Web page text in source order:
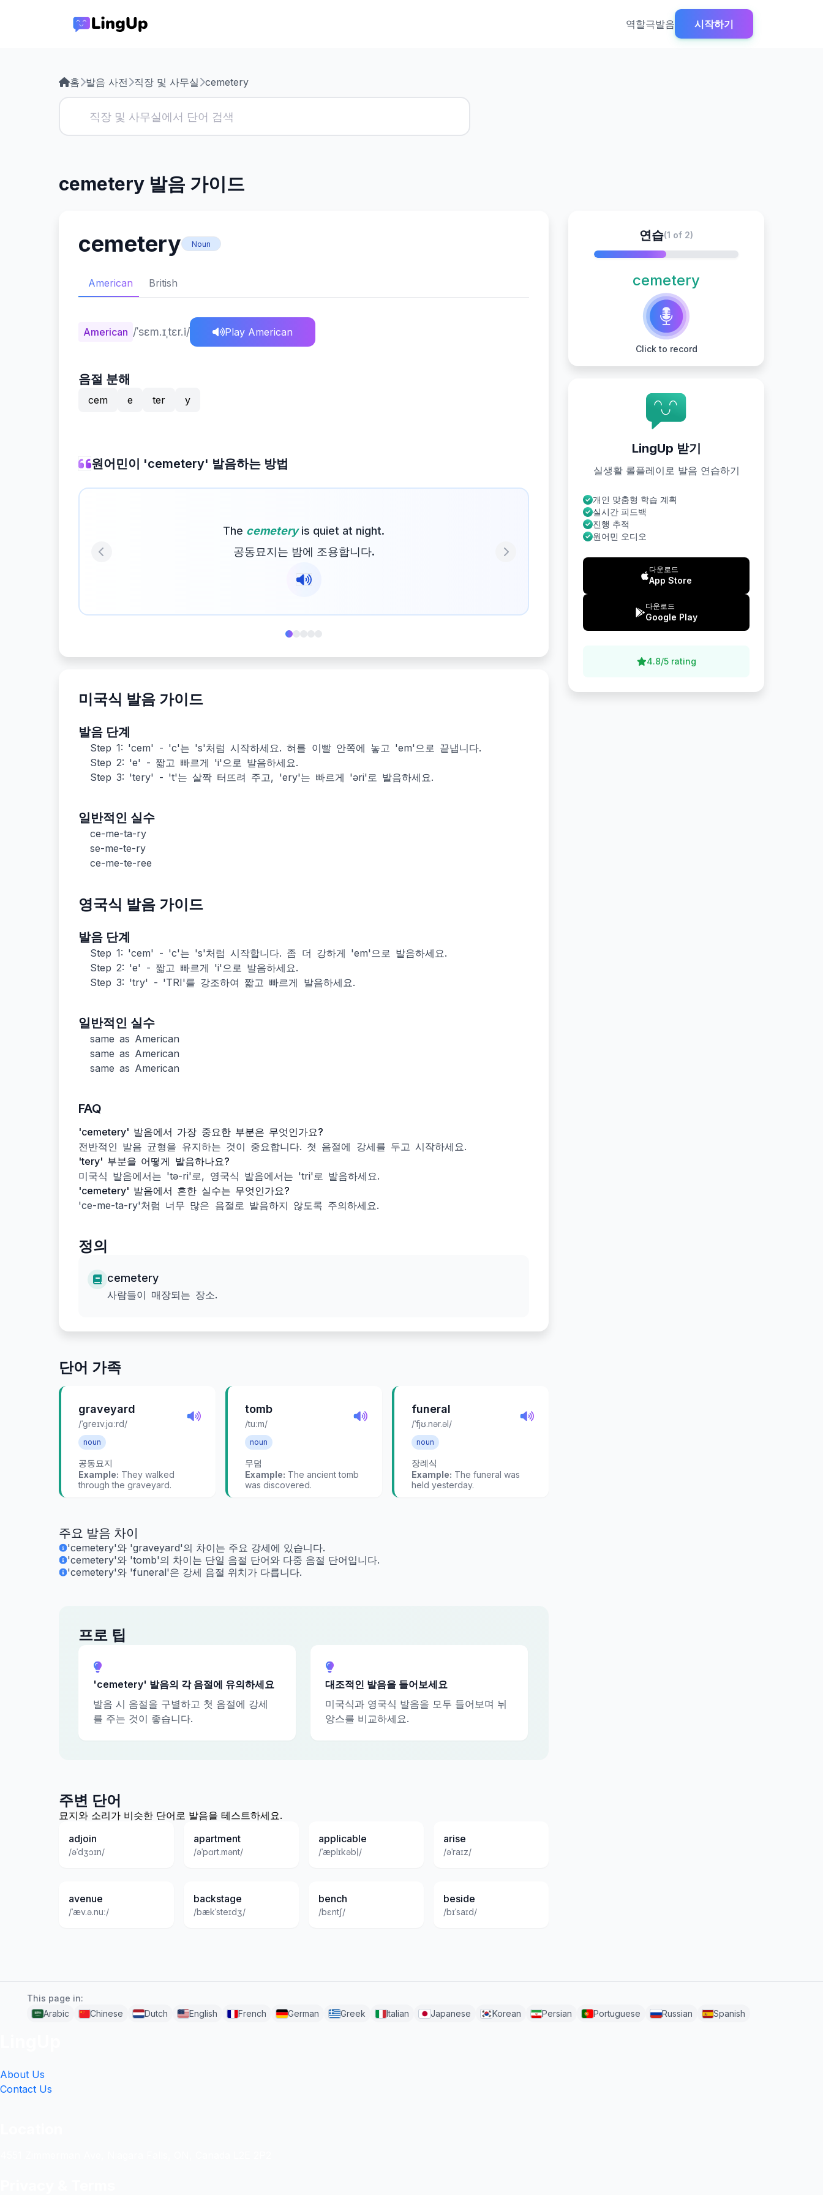
역할극발음 시작하기
홈 발음 사전 직장 및 사무실 cemetery
cemetery 발음 가이드
cemetery Noun
American British
American /ˈsɛm.ɪˌtɛr.i/ Play American
음절 분해
cem e ter y
원어민이 'cemetery' 발음하는 방법
The cemeteryis quiet at night.
공동묘지는 밤에 조용합니다.
Previous Next
미국식 발음 가이드
발음 단계
Step 1: 'cem' - 'c'는 's'처럼 시작하세요. 혀를 이빨 안쪽에 놓고 'em'으로 끝냅니다.
Step 2: 'e' - 짧고 빠르게 'i'으로 발음하세요.
Step 3: 'tery' - 't'는 살짝 터뜨려 주고, 'ery'는 빠르게 'əri'로 발음하세요.
일반적인 실수
ce-me-ta-ry
se-me-te-ry
ce-me-te-ree
영국식 발음 가이드
발음 단계
Step 1: 'cem' - 'c'는 's'처럼 시작합니다. 좀 더 강하게 'em'으로 발음하세요.
Step 2: 'e' - 짧고 빠르게 'i'으로 발음하세요.
Step 3: 'try' - 'TRI'를 강조하여 짧고 빠르게 발음하세요.
일반적인 실수
same as American
same as American
same as American
FAQ
'cemetery' 발음에서 가장 중요한 부분은 무엇인가요?
전반적인 발음 균형을 유지하는 것이 중요합니다. 첫 음절에 강세를 두고 시작하세요.
'tery' 부분을 어떻게 발음하나요?
미국식 발음에서는 'tə-ri'로, 영국식 발음에서는 'tri'로 발음하세요.
'cemetery' 발음에서 흔한 실수는 무엇인가요?
'ce-me-ta-ry'처럼 너무 많은 음절로 발음하지 않도록 주의하세요.
정의
cemetery
사람들이 매장되는 장소.
단어 가족
graveyard
/ˈɡreɪv.jɑːrd/
noun
공동묘지
Example: They walked
through the graveyard.
tomb
/tuːm/
noun
무덤
Example: The ancient tomb
was discovered.
funeral
/ˈfjʊ.nər.əl/
noun
장례식
Example: The funeral was
held yesterday.
주요 발음 차이
'cemetery'와 'graveyard'의 차이는 주요 강세에 있습니다.
'cemetery'와 'tomb'의 차이는 단일 음절 단어와 다중 음절 단어입니다.
'cemetery'와 'funeral'은 강세 음절 위치가 다릅니다.
프로 팁
'cemetery' 발음의 각 음절에 유의하세요
발음 시 음절을 구별하고 첫 음절에 강세
를 주는 것이 좋습니다.
대조적인 발음을 들어보세요
미국식과 영국식 발음을 모두 들어보며 뉘
앙스를 비교하세요.
주변 단어
묘지와 소리가 비슷한 단어로 발음을 테스트하세요.
adjoin
/əˈdʒɔɪn/
apartment
/əˈpɑrt.mənt/
applicable
/ˈæplɪkəbl̩/
arise
/əˈraɪz/
avenue
/ˈæv.ə.nuː/
backstage
/bækˈsteɪdʒ/
bench
/bɛntʃ/
beside
/bɪˈsaɪd/
연습(1 of 2)
cemetery
Click to record
LingUp 받기
실생활 롤플레이로 발음 연습하기
개인 맞춤형 학습 계획
실시간 피드백
진행 추적
원어민 오디오
다운로드
App Store
다운로드
Google Play
4.8/5 rating
This page in:
Arabic
Chinese Dutch English French German Greek Italian Japanese Korean Persian Portuguese Russian Spanish
About Us
Contact Us